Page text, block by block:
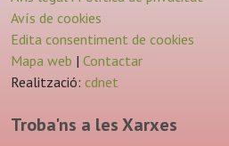
Avís de cookies
Edita consentiment de cookies
Mapa web | Contactar
Realització: cdnet
Troba'ns a les Xarxes